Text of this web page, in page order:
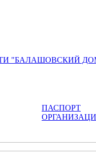
"БАЛАШОВСКИЙ
ПАСПОРТ